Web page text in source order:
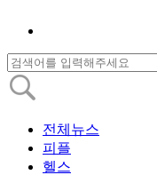
전체뉴스
피플
헬스